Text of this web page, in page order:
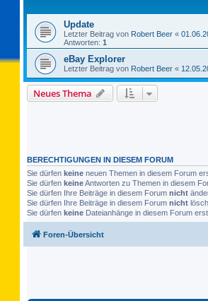
Update
Letzter Beitrag von Robert Beer «
Antworten: 1
eBay Explorer
Letzter Beitrag von Robert Beer «
Neues Thema
BERECHTIGUNGEN IN DIESEM FORUM
Sie dürfen keine neuen Themen in diesem Forum
Sie dürfen keineAntworten zu Themen in diesem
Sie dürfen Ihre Beiträge in diesem Forum nicht
Sie dürfen Ihre Beiträge in diesem Forum nicht
Sie dürfen keine Dateianhänge in diesem Forum
Foren-Übersicht